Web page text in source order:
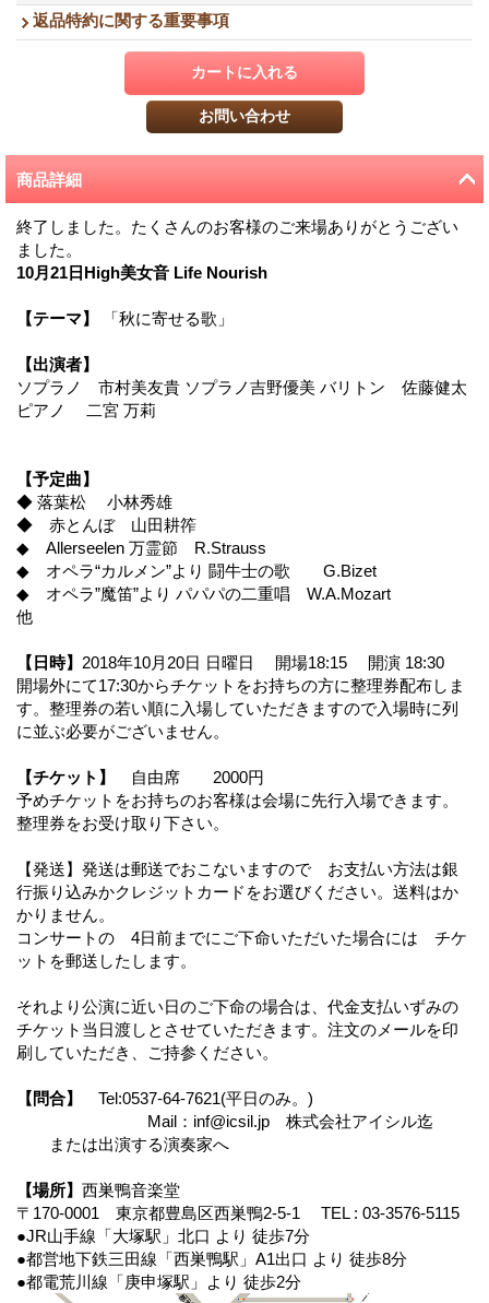
返品特約に関する重要事項
商品詳細
終了しました。たくさんのお客様のご来場ありがとうござい
ました。
10月21日High美女音 Life Nourish
【テーマ】 「秋に寄せる歌」
【出演者】
ソプラノ 市村美友貴 ソプラノ吉野優美 バリトン 佐藤健太
ピアノ 二宮 万莉
【予定曲】
◆ 落葉松 小林秀雄
◆ 赤とんぼ 山田耕筰
◆ Allerseelen 万霊節 R.Strauss
◆ オペラ“カルメン”より 闘牛士の歌 G.Bizet
◆ オペラ”魔笛”より パパパの二重唱 W.A.Mozart
他
【日時】 2018年10月20日 日曜日 開場18:15 開演 18:30
開場外にて17:30からチケットをお持ちの方に整理券配布しま
す。整理券の若い順に入場していただきますので入場時に列
に並ぶ必要がございません。
【チケット】
自由席 2000円
予めチケットをお持ちのお客様は会場に先行入場できます。
整理券をお受け取り下さい。
【発送】発送は郵送でおこないますので お支払い方法は銀
行振り込みかクレジットカードをお選びください。送料はか
かりません。
コンサートの 4日前までにご下命いただいた場合には チケ
ットを郵送したします。
それより公演に近い日のご下命の場合は、代金支払いずみの
チケット当日渡しとさせていただきます。注文のメールを印
刷していただき、ご持参ください。
【問合】
Tel:0537-64-7621(平日のみ。)
Mail：inf@icsil.jp 株式会社アイシル迄
または出演する演奏家へ
【場所】 西巣鴨音楽堂
〒170-0001 東京都豊島区西巣鴨2-5-1 TEL : 03-3576-5115
●JR山手線「大塚駅」北口 より 徒歩7分
●都営地下鉄三田線「西巣鴨駅」A1出口 より 徒歩8分
●都電荒川線「庚申塚駅」より 徒歩2分